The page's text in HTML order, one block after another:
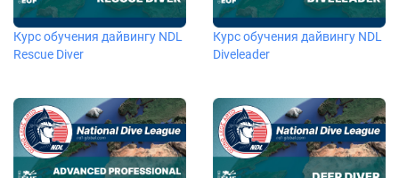
Курс обучения дайвингу NDL
Rescue Diver
Курс обучения дайвингу NDL
Diveleader